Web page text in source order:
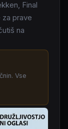
Final
prave
na
Vse